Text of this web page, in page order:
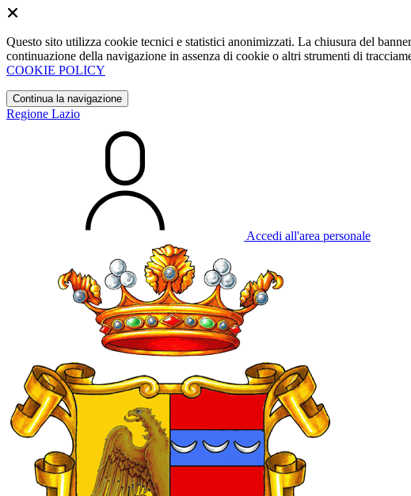
Questo sito utilizza cookie tecnici e statistici anonimizzati. La chiusura del
continuazione della navigazione in assenza di cookie o altri strumenti di
COOKIE POLICY
Continua la navigazione
Regione Lazio
Accedi all'area personale